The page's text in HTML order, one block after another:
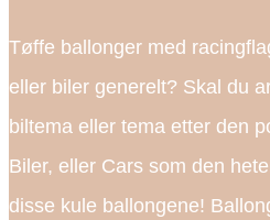
Tøffe ballonger med
eller biler generelt? Skal du
biltema eller tema etter den
Biler, eller Cars som den
disse kule ballongene!